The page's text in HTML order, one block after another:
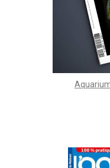
Aquarium